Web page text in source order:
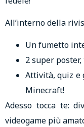
All’interno della
Un fumetto
2 super
Attività, quiz e
Minecraft!
Adesso tocca te:
videogame più